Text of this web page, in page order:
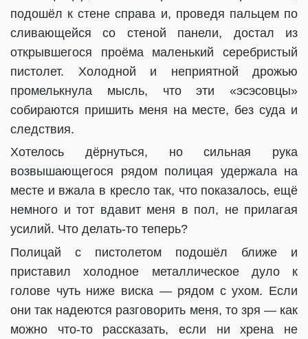
подошёл к стене справа и, проведя пальцем по
сливающейся со стеной панели, достал из
открывшегося проёма маленький серебристый
пистолет. Холодной и неприятной дрожью
промелькнула мысль, что эти «эсэсовцы»
собираются пришить меня на месте, без суда и
следствия.
Хотелось дёрнуться, но сильная рука
возвышающегося рядом полицая удержала на
месте и вжала в кресло так, что показалось, ещё
немного и тот вдавит меня в пол, не прилагая
усилий. Что делать-то теперь?
Полицай с пистолетом подошёл ближе и
приставил холодное металлическое дуло к
голове чуть ниже виска — рядом с ухом. Если
они так надеются разговорить меня, то зря — как
можно что-то рассказать, если ни хрена не